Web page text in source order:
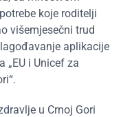
koje roditelji
višemjesečni trud
aplikacije
„EU i Unicef za
u Crnoj Gori